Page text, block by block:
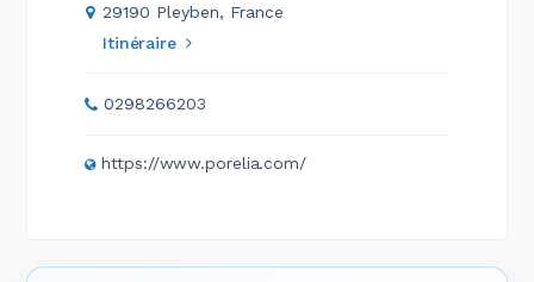
29190 Pleyben, France
Itinéraire
0298266203
https://www.porelia.com/